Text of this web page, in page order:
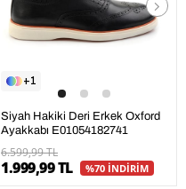
1
Siyah Hakiki Deri Erkek Oxford
Ayakkabı E01054182741
6.599,99 TL
1.999,99 TL %70 İNDİRİM